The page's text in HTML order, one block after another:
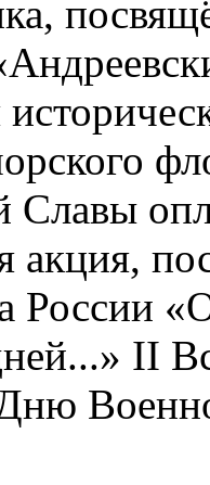
Славы
акция,
России
II